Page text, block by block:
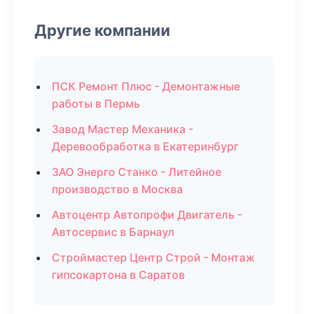
Другие компании
ПСК Ремонт Плюс - Демонтажные
работы в Пермь
Завод Мастер Механика -
Деревообработка в Екатеринбург
ЗАО Энерго Станко - Литейное
производство в Москва
Автоцентр Автопрофи Двигатель -
Автосервис в Барнаул
Строймастер Центр Строй - Монтаж
гипсокартона в Саратов